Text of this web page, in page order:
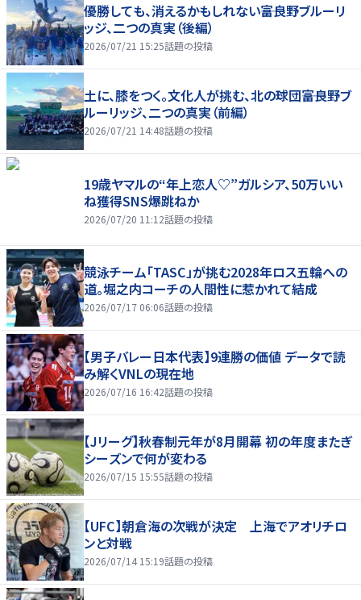
優勝しても、消えるかもしれない――富良野ブルーリ
ッジ、二つの真実（後編）
2026/07/21 15:25話題の投稿
土に、膝をつく。文化人が挑む、北の球団――富良野ブ
ルーリッジ、二つの真実（前編）
2026/07/21 14:48話題の投稿
19歳ヤマルの“年上恋人♡”ガルシア、50万いい
ね獲得SNS爆跳ねか
2026/07/20 11:12話題の投稿
競泳チーム「TASC」が挑む2028年ロス五輪への
道。堀之内コーチの人間性に惹かれて結成
2026/07/17 06:06話題の投稿
【男子バレー日本代表】9連勝の価値 データで読
み解くVNLの現在地
2026/07/16 16:42話題の投稿
【Jリーグ】秋春制元年が8月開幕 初の年度またぎ
シーズンで何が変わる
2026/07/15 15:55話題の投稿
【UFC】朝倉海の次戦が決定 上海でアオリチロ
ンと対戦
2026/07/14 15:19話題の投稿